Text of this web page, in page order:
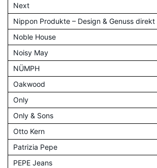
Next
Nippon Produkte – Design & Genuss
Noble House
Noisy May
NÜMPH
Oakwood
Only
Only & Sons
Otto Kern
Patrizia Pepe
PEPE Jeans